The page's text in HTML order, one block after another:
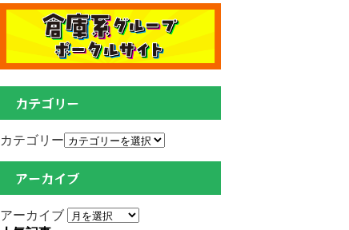
カテゴリー
カテゴリー
アーカイブ
アーカイブ